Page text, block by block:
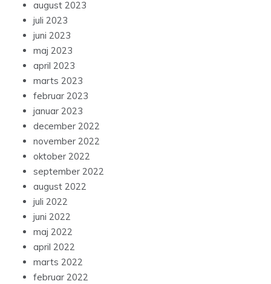
august 2023
juli 2023
juni 2023
maj 2023
april 2023
marts 2023
februar 2023
januar 2023
december 2022
november 2022
oktober 2022
september 2022
august 2022
juli 2022
juni 2022
maj 2022
april 2022
marts 2022
februar 2022